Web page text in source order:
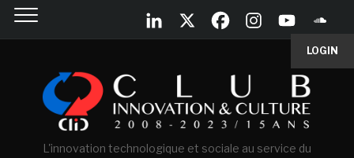
LOGIN
L'innovation technologique et sociale au service du